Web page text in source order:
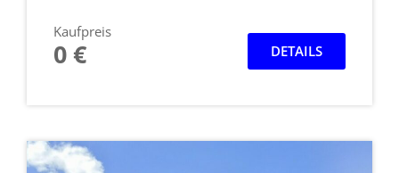
Kaufpreis
0 € DETAILS